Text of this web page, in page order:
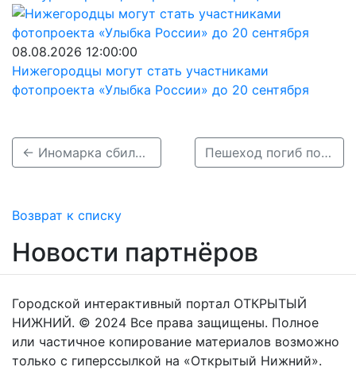
08.08.2026 12:00:00
Нижегородцы могут стать участниками
фотопроекта «Улыбка России» до 20 сентября
← Иномарка сбила 3-классника на дворовой территории на Автозаводе Пешеход погиб под колёсами КамАЗа в Московском районе 13 августа →
Возврат к списку
Новости партнёров
Городской интерактивный портал ОТКРЫТЫЙ
НИЖНИЙ. © 2024 Все права защищены. Полное
или частичное копирование материалов возможно
только с гиперссылкой на «Открытый Нижний».